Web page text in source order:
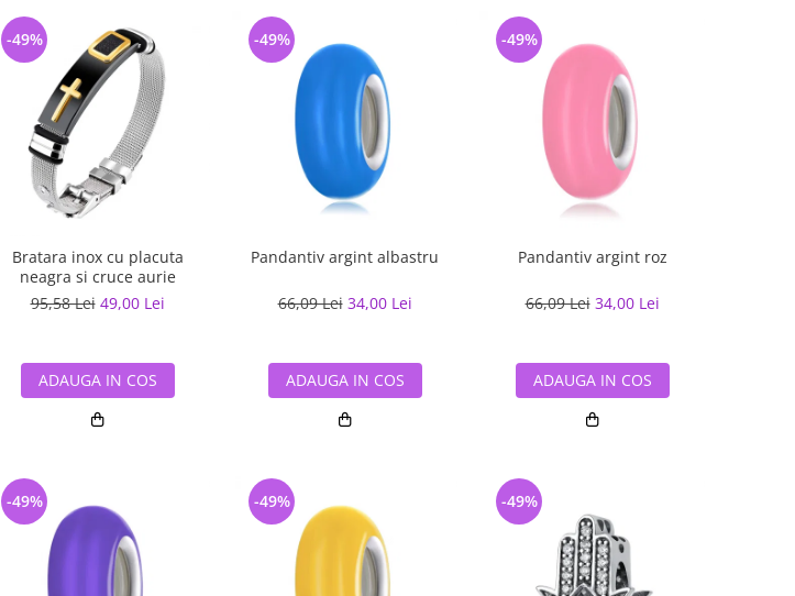
Bratara inox cu placuta
neagra si cruce aurie
95,58 Lei 49,00 Lei
-49%
ADAUGA IN COS
Pandantiv argint albastru
66,09 Lei 34,00 Lei
-49%
ADAUGA IN COS
Pandantiv argint roz
66,09 Lei 34,00 Lei
-49%
ADAUGA IN COS
-49% -49% -49%